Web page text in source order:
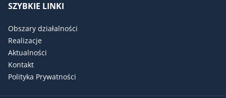
SZYBKIE LINKI
Obszary działalności
Realizacje
Aktualności
Kontakt
Polityka Prywatności